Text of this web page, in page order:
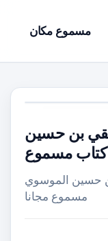
مسموع مكان
بن حسين
كتاب مسموع
حسين الموسوي
مسموع مجانا